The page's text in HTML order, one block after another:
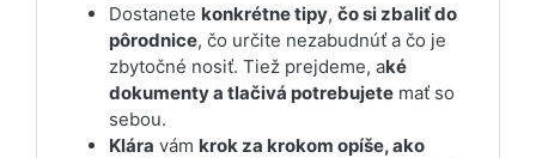
Dostanete konkrétne tipy, čo si zbaliť do
pôrodnice, čo určite nezabudnúť a čo je
zbytočné nosiť. Tiež prejdeme, aké
dokumenty a tlačivá potrebujete mať so
sebou.
Klára vám krok za krokom opíše, ako